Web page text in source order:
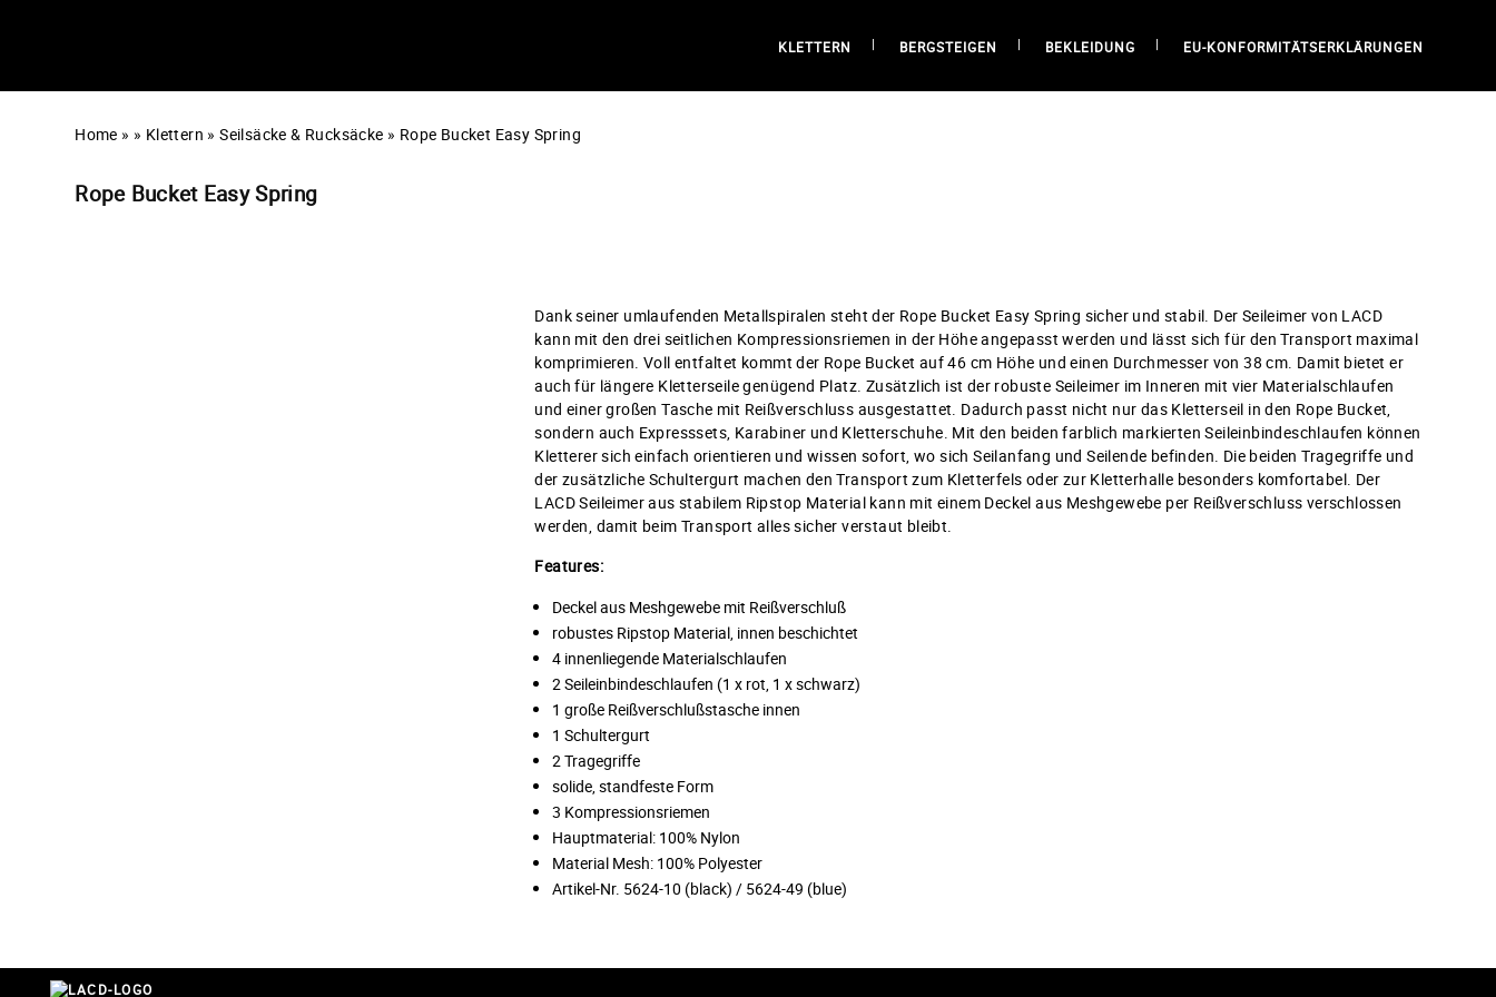
KLETTERN BERGSTEIGEN BEKLEIDUNG EU-KONFORMITÄTSERKLÄRUNGEN
Home » » Klettern »Seilsäcke & Rucksäcke » Rope Bucket Easy Spring
Rope Bucket Easy Spring
Dank seiner umlaufenden Metallspiralen steht der Rope Bucket Easy Spring sicher und stabil. Der Seileimer von LACD
kann mit den drei seitlichen Kompressionsriemen in der Höhe angepasst werden und lässt sich für den Transport maximal
komprimieren. Voll entfaltet kommt der Rope Bucket auf 46 cm Höhe und einen Durchmesser von 38 cm. Damit bietet er
auch für längere Kletterseile genügend Platz. Zusätzlich ist der robuste Seileimer im Inneren mit vier Materialschlaufen
und einer großen Tasche mit Reißverschluss ausgestattet. Dadurch passt nicht nur das Kletterseil in den Rope Bucket,
sondern auch Expresssets, Karabiner und Kletterschuhe. Mit den beiden farblich markierten Seileinbindeschlaufen können
Kletterer sich einfach orientieren und wissen sofort, wo sich Seilanfang und Seilende befinden. Die beiden Tragegriffe und
der zusätzliche Schultergurt machen den Transport zum Kletterfels oder zur Kletterhalle besonders komfortabel. Der
LACD Seileimer aus stabilem Ripstop Material kann mit einem Deckel aus Meshgewebe per Reißverschluss verschlossen
werden, damit beim Transport alles sicher verstaut bleibt.
Features:
Deckel aus Meshgewebe mit Reißverschluß
robustes Ripstop Material, innen beschichtet
4 innenliegende Materialschlaufen
2 Seileinbindeschlaufen (1 x rot, 1 x schwarz)
1 große Reißverschlußstasche innen
1 Schultergurt
2 Tragegriffe
solide, standfeste Form
3 Kompressionsriemen
Hauptmaterial: 100% Nylon
Material Mesh: 100% Polyester
Artikel-Nr. 5624-10 (black) / 5624-49 (blue)